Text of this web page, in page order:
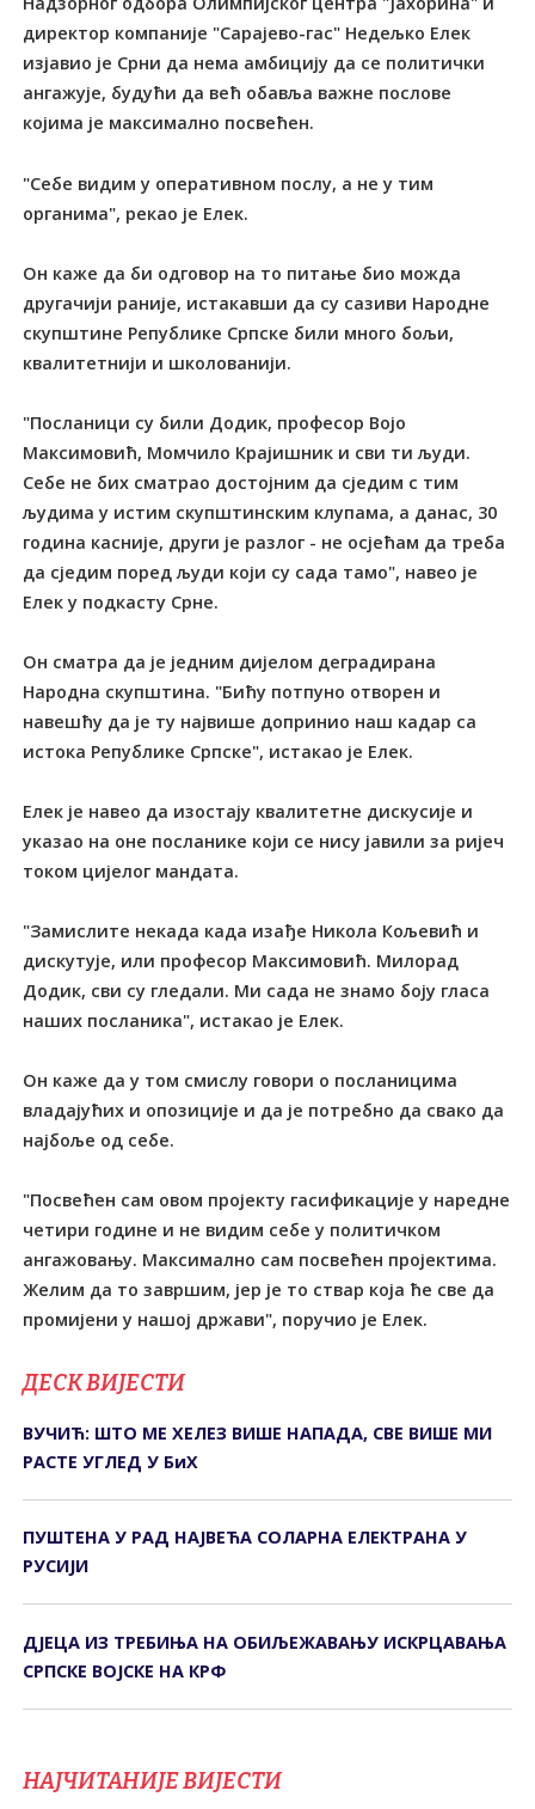
директор компаније "Сарајево-гас" Недељко Елек
изјавио је Срни да нема амбицију да се политички
ангажује, будући да већ обавља важне послове
којима је максимално посвећен.
"Себе видим у оперативном послу, а не у тим
органима", рекао је Елек.
Он каже да би одговор на то питање био можда
другачији раније, истакавши да су сазиви Народне
скупштине Републике Српске били много бољи,
квалитетнији и школованији.
"Посланици су били Додик, професор Војо
Максимовић, Момчило Крајишник и сви ти људи.
Себе не бих сматрао достојним да сједим с тим
људима у истим скупштинским клупама, а данас, 30
година касније, други је разлог - не осјећам да треба
да сједим поред људи који су сада тамо", навео је
Елек у подкасту Срне.
Он сматра да је једним дијелом деградирана
Народна скупштина. "Бићу потпуно отворен и
навешћу да је ту највише допринио наш кадар са
истока Републике Српске", истакао је Елек.
Елек је навео да изостају квалитетне дискусије и
указао на оне посланике који се нису јавили за ријеч
током цијелог мандата.
"Замислите некада када изађе Никола Кољевић и
дискутује, или професор Максимовић. Милорад
Додик, сви су гледали. Ми сада не знамо боју гласа
наших посланика", истакао је Елек.
Он каже да у том смислу говори о посланицима
владајућих и опозиције и да је потребно да свако да
најбоље од себе.
"Посвећен сам овом пројекту гасификације у наредне
четири године и не видим себе у политичком
ангажовању. Максимално сам посвећен пројектима.
Желим да то завршим, јер је то ствар која ће све да
промијени у нашој држави", поручио је Елек.
ДЕСК ВИЈЕСТИ
ВУЧИЋ: ШТО МЕ ХЕЛЕЗ ВИШЕ НАПАДА, СВЕ ВИШЕ МИ
РАСТЕ УГЛЕД У БиХ
ПУШТЕНА У РАД НАЈВЕЋА СОЛАРНА ЕЛЕКТРАНА У
РУСИЈИ
ДЈЕЦА ИЗ ТРЕБИЊА НА ОБИЉЕЖАВАЊУ ИСКРЦАВАЊА
СРПСКЕ ВОЈСКЕ НА КРФ
НАЈЧИТАНИЈЕ ВИЈЕСТИ